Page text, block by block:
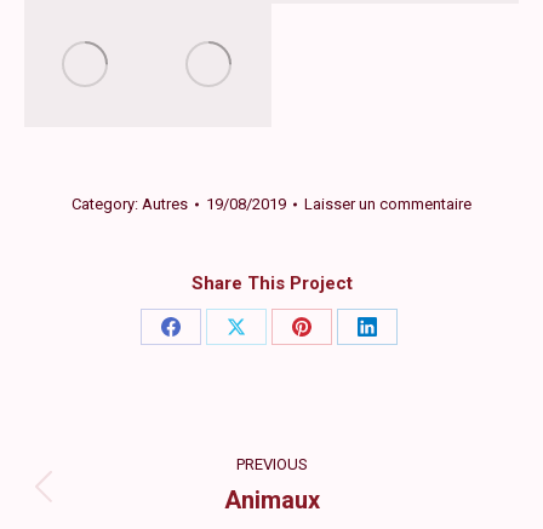
Category: Autres 19/08/2019 Laisser un commentaire
Share This Project
Share
Share
Share
Share
de
PREVIOUS
Onglet
Animaux